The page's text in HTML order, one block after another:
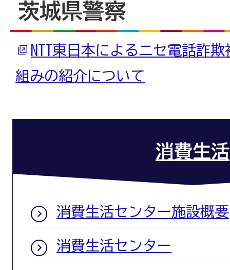
茨城県警察
NTT東日本によるニセ電話詐
組みの紹介について
消費生活
消費生活センター施設概要
消費生活センター